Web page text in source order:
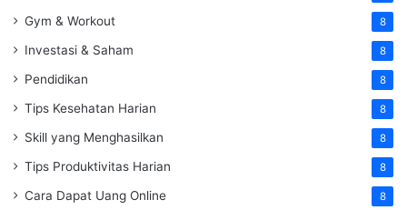
Gym & Workout 8
Investasi & Saham 8
Pendidikan 8
Tips Kesehatan Harian 8
Skill yang Menghasilkan 8
Tips Produktivitas Harian 8
Cara Dapat Uang Online 8